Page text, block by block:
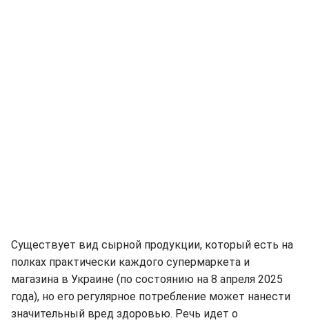
Существует вид сырной продукции, который есть на
полках практически каждого супермаркета и
магазина в Украине (по состоянию на 8 апреля 2025
года), но его регулярное потребление может нанести
значительный вред здоровью. Речь идет о